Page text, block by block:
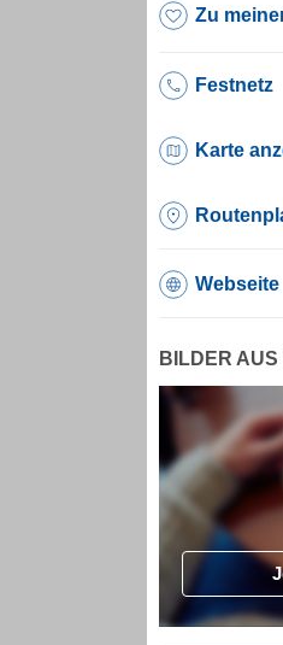
Zu
Festnetz
Karte
Webseite
BILDER